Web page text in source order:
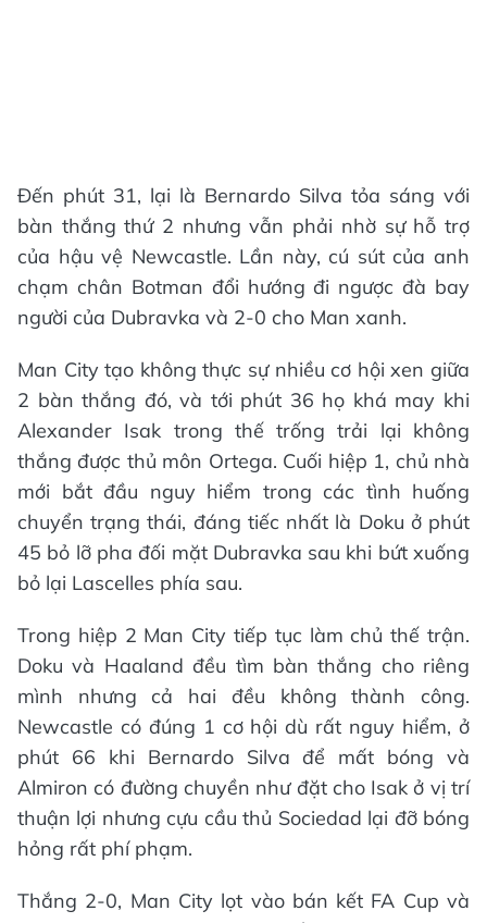
Đến phút 31, lại là Bernardo Silva tỏa sáng với
bàn thắng thứ 2 nhưng vẫn phải nhờ sự hỗ trợ
của hậu vệ Newcastle. Lần này, cú sút của anh
chạm chân Botman đổi hướng đi ngược đà bay
người của Dubravka và 2-0 cho Man xanh.
Man City tạo không thực sự nhiều cơ hội xen giữa
2 bàn thắng đó, và tới phút 36 họ khá may khi
Alexander Isak trong thế trống trải lại không
thắng được thủ môn Ortega. Cuối hiệp 1, chủ nhà
mới bắt đầu nguy hiểm trong các tình huống
chuyển trạng thái, đáng tiếc nhất là Doku ở phút
45 bỏ lỡ pha đối mặt Dubravka sau khi bứt xuống
bỏ lại Lascelles phía sau.
Trong hiệp 2 Man City tiếp tục làm chủ thế trận.
Doku và Haaland đều tìm bàn thắng cho riêng
mình nhưng cả hai đều không thành công.
Newcastle có đúng 1 cơ hội dù rất nguy hiểm, ở
phút 66 khi Bernardo Silva để mất bóng và
Almiron có đường chuyền như đặt cho Isak ở vị trí
thuận lợi nhưng cựu cầu thủ Sociedad lại đỡ bóng
hỏng rất phí phạm.
Thắng 2-0, Man City lọt vào bán kết FA Cup và